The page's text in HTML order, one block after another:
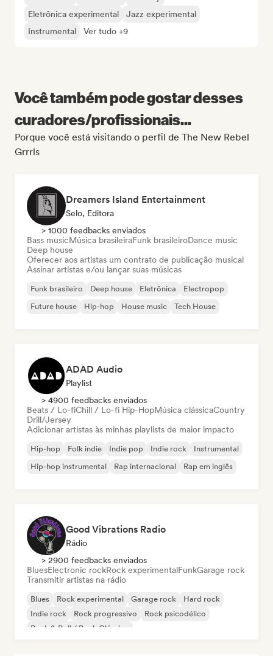
Eletrônica experimental
Jazz experimental
Instrumental
Ver tudo +9
Você também pode gostar desses
curadores/profissionais...
Porque você está visitando o perfil de The New Rebel
Grrrls
Dreamers Island Entertainment
Selo, Editora
> 1000 feedbacks enviados
Bass musicMúsica brasileiraFunk brasileiroDance music
Deep house
Oferecer aos artistas um contrato de publicação musical
Assinar artistas e/ou lançar suas músicas
Funk brasileiro Deep house Eletrônica
Electropop
Future house
Hip-hop House music Tech House
ADAD Audio
Playlist
> 4900 feedbacks enviados
Beats / Lo-fiChill / Lo-fi Hip-HopMúsica clássicaCountry
Drill/Jersey
Adicionar artistas às minhas playlists de maior impacto
Hip-hop Folk indie Indie pop Indie rock
Instrumental
Hip-hop instrumental
Rap internacional Rap em inglês
Good Vibrations Radio
Rádio
> 2900 feedbacks enviados
BluesElectronic rockRock experimentalFunkGarage rock
Transmitir artistas na rádio
Blues Rock experimental Garage rock
Hard rock
Indie rock
Rock progressivo
Rock psicodélico
Rock & Roll / Rock Clássico